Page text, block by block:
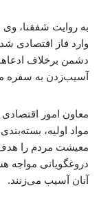
به روایت شفقنا،
وارد فاز اقتصادی
دشمن برخلاف
آسیب‌زدن به سفره
معاون امور
مواد اولیه،
معیشت مردم را هدف
دروغگویانی مواجه
آنان آسیب می‌زنند.